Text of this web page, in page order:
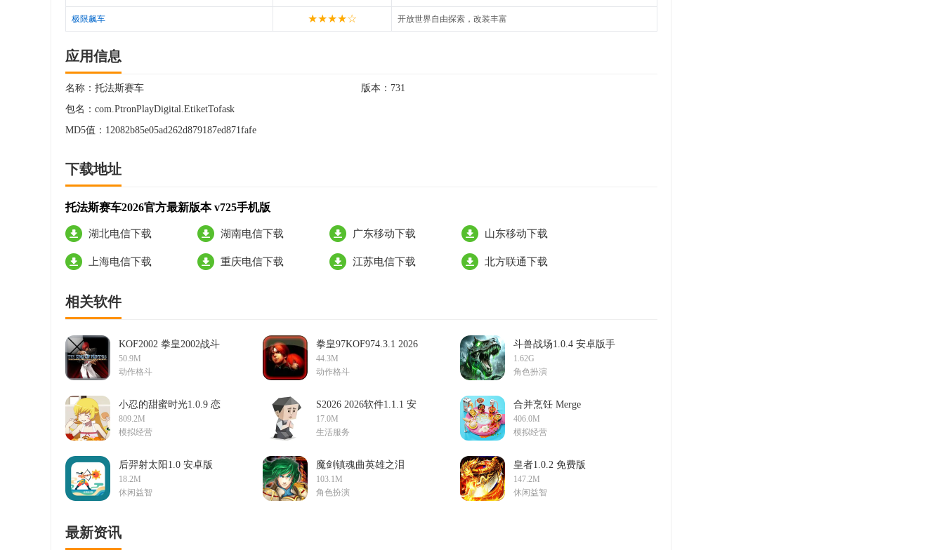
极限飙车 ★★★★☆ 开放世界自由探索，改装丰富
应用信息
名称： 托法斯赛车 版本： 731
包名： com.PtronPlayDigital.EtiketTofask
MD5值： 12082b85e05ad262d879187ed871fafe
下载地址
托法斯赛车2026官方最新版本 v725手机版
湖北电信下载 湖南电信下载 广东移动下载 山东移动下载
上海电信下载 重庆电信下载 江苏电信下载 北方联通下载
相关软件
KOF2002 拳皇2002战斗
竞技场1.0 安卓免费版
街机格斗游戏
50.9M
动作格斗
拳皇97KOF974.3.1 2026
安卓格斗版
44.3M
动作格斗
斗兽战场1.0.4 安卓版手
游
1.62G
角色扮演
小忍的甜蜜时光1.0.9 恋
爱养成游戏
809.2M
模拟经营
S2026 2026软件1.1.1 安
卓版 2026手机必备工具
17.0M
生活服务
合并烹饪 Merge
Cooking1.0.28安卓版
406.0M
模拟经营
后羿射太阳1.0 安卓版
射击游戏
18.2M
休闲益智
魔剑镇魂曲英雄之泪
0.20.2.25 安卓版
103.1M
角色扮演
皇者1.0.2 免费版
147.2M
休闲益智
最新资讯